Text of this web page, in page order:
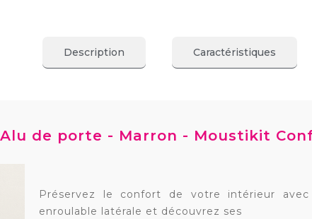
Description Caractéristiques
de porte - Marron - Moustikit
Préservez le confort de votre intérieur avec
enroulable latérale et découvrez ses